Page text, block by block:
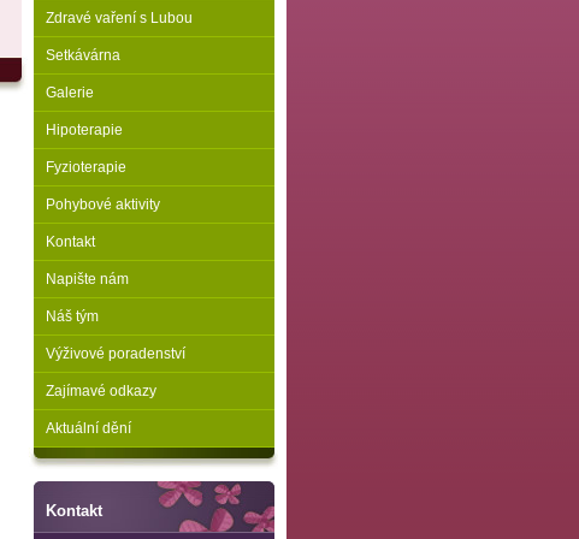
Zdravé vaření s Lubou
Setkávárna
Galerie
Hipoterapie
Fyzioterapie
Pohybové aktivity
Kontakt
Napište nám
Náš tým
Výživové poradenství
Zajímavé odkazy
Aktuální dění
Kontakt